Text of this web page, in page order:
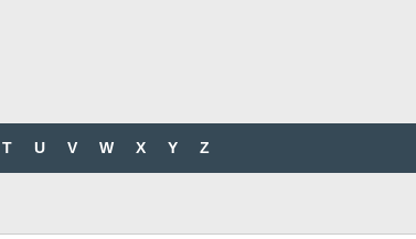
T U V W X Y Z